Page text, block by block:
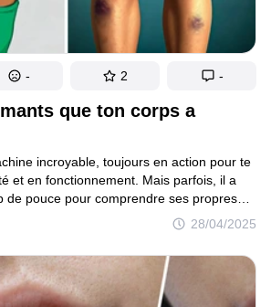
que ton corps a
28/04/2025
incroyable, toujours en action pour te
et en fonctionnement. Mais parfois, il a
de pouce pour comprendre ses propres
que ton corps essaie peut-être de te dire
- 2 -